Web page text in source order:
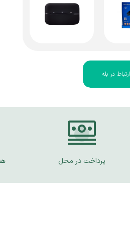
ارتباط در بله
پرداخت در محل